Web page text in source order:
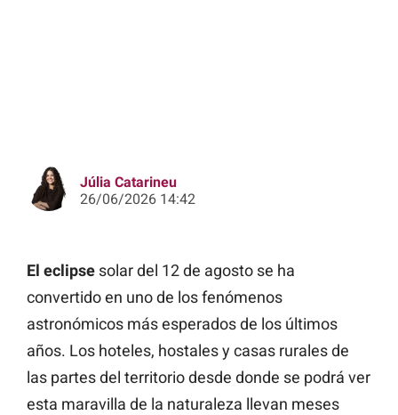
Júlia Catarineu
26/06/2026 14:42
El eclipse solar del 12 de agosto se ha
convertido en uno de los fenómenos
astronómicos más esperados de los últimos
años. Los hoteles, hostales y casas rurales de
las partes del territorio desde donde se podrá ver
esta maravilla de la naturaleza llevan meses